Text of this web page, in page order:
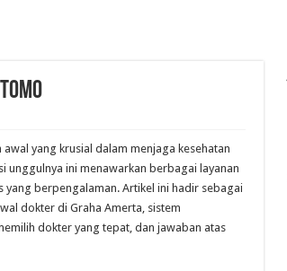
yang krusial dalam menjaga kesehatan
unggulnya ini menawarkan berbagai layanan
berpengalaman. Artikel ini hadir sebagai
dokter di Graha Amerta, sistem
dokter yang tepat, dan jawaban atas